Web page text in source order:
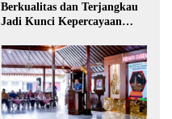
Berkualitas dan Terjangkau
Jadi Kunci Kepercayaan